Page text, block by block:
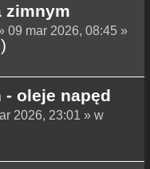
zimnym
09 mar 2026, 08:45 »
- oleje napęd
2026, 23:01 » w